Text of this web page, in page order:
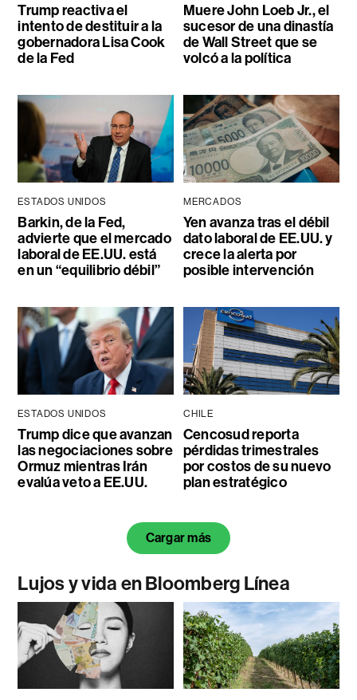
Trump reactiva el
intento de destituir a la
gobernadora Lisa Cook
de la Fed
Muere John Loeb Jr., el
sucesor de una dinastía
de Wall Street que se
volcó a la política
ESTADOS UNIDOS
Barkin, de la Fed,
advierte que el mercado
laboral de EE.UU. está
en un “equilibrio débil”
MERCADOS
Yen avanza tras el débil
dato laboral de EE.UU. y
crece la alerta por
posible intervención
ESTADOS UNIDOS
Trump dice que avanzan
las negociaciones sobre
Ormuz mientras Irán
evalúa veto a EE.UU.
CHILE
Cencosud reporta
pérdidas trimestrales
por costos de su nuevo
plan estratégico
Cargar más
Lujos y vida en Bloomberg Línea